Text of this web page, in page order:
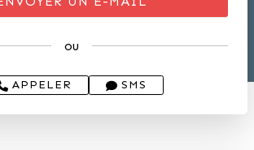
ou
APPELER SMS